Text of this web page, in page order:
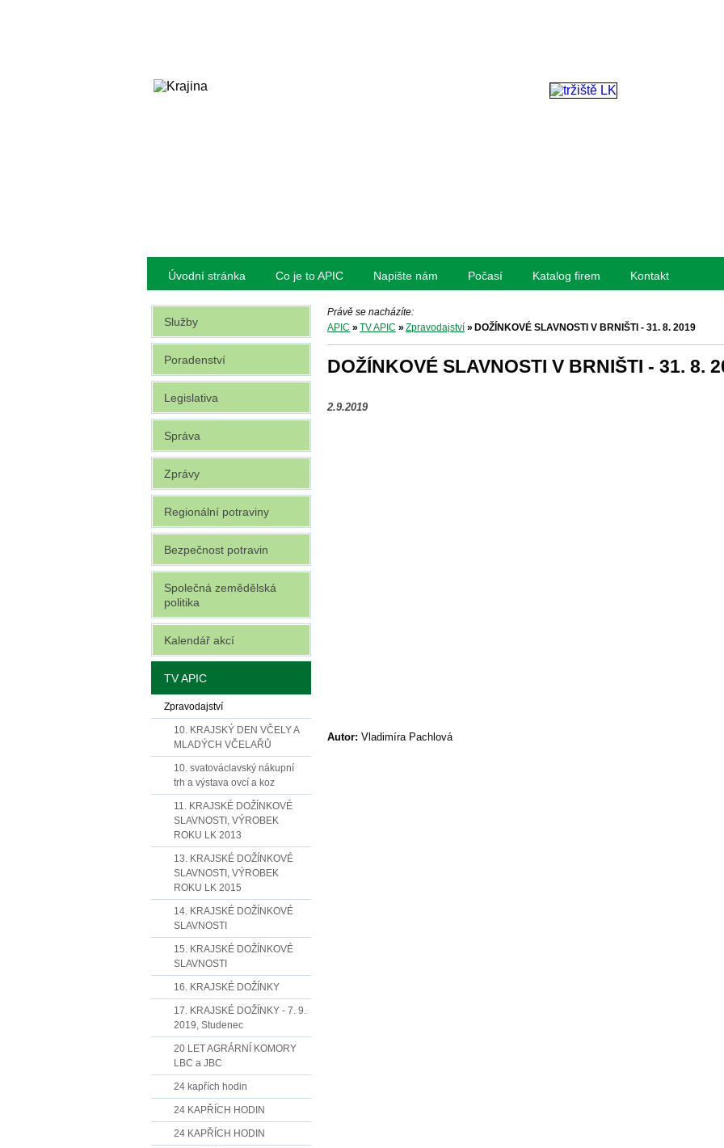
Úvodní stránka Co je to APIC Napište nám Počasí Katalog firem Kontakt
Právě se nacházíte:
APIC » TV APIC » Zpravodajství» DOŽÍNKOVÉ SLAVNOSTI V BRNIŠTI - 31. 8. 2019
DOŽÍNKOVÉ SLAVNOSTI V BRNIŠTI - 31. 8.
2.9.2019
Autor: Vladimíra Pachlová
Služby
Poradenství
Legislativa
Správa
Zprávy
Regionální potraviny
Bezpečnost potravin
Společná zemědělská
politika
Kalendář akcí
TV APIC
Zpravodajství
10. KRAJSKÝ DEN VČELY A
MLADÝCH VČELAŘŮ
10. svatováclavský nákupní
trh a výstava ovcí a koz
11. KRAJSKÉ DOŽÍNKOVÉ
SLAVNOSTI, VÝROBEK
ROKU LK 2013
13. KRAJSKÉ DOŽÍNKOVÉ
SLAVNOSTI, VÝROBEK
ROKU LK 2015
14. KRAJSKÉ DOŽÍNKOVÉ
SLAVNOSTI
15. KRAJSKÉ DOŽÍNKOVÉ
SLAVNOSTI
16. KRAJSKÉ DOŽÍNKY
17. KRAJSKÉ DOŽÍNKY - 7. 9.
2019, Studenec
20 LET AGRÁRNÍ KOMORY
LBC a JBC
24 kapřích hodin
24 KAPŘÍCH HODIN
24 KAPŘÍCH HODIN